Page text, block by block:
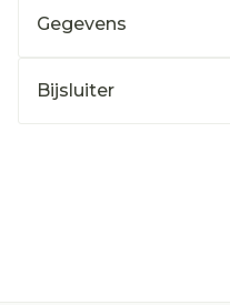
Gegevens
Bijsluiter